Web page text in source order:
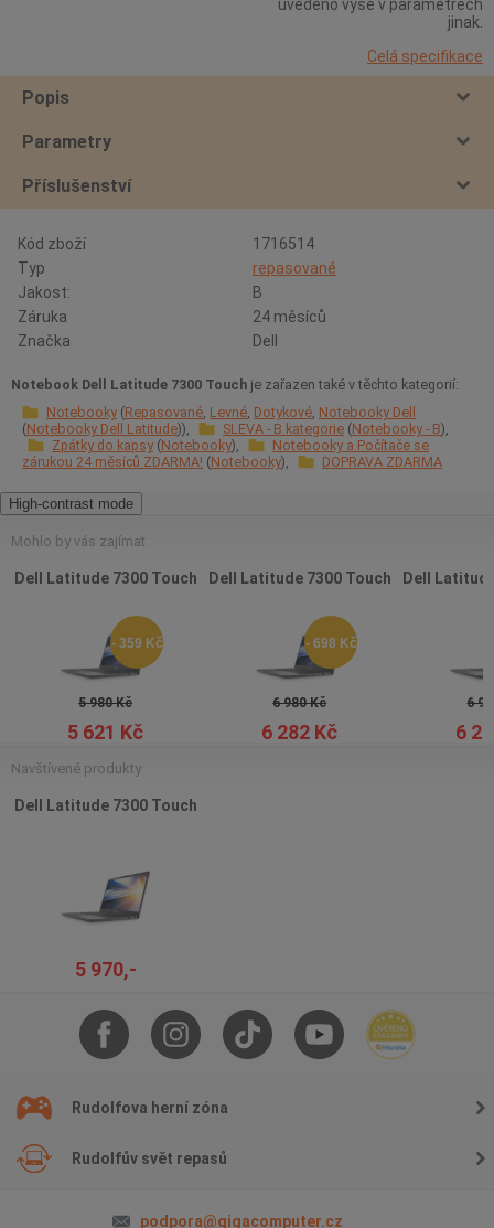
uvedeno výše v parametrech
jinak.
Celá specifikace
Popis
Parametry
Příslušenství
Kód zboží
1716514
Typ
repasované
Jakost:
B
Záruka
24 měsíců
Značka
Dell
Notebook Dell Latitude 7300 Touch je zařazen také v těchto kategorií:
Notebooky Repasované Levné Dotykové Notebooky Dell
Notebooky Dell Latitude
SLEVA - B kategorie Notebooky - B
Zpátky do kapsy Notebooky
Notebooky a Počítače se
zárukou 24 měsíců ZDARMA! Notebooky DOPRAVA ZDARMA
High-contrast mode
Mohlo by vás zajímat
Dell Latitude 7300 Touch
- 359 Kč
5 980 Kč
5 621 Kč
Dell Latitude 7300 Touch
- 698 Kč
6 980 Kč
6 282 Kč
Dell
6
6
Navštívené produkty
Dell Latitude 7300 Touch
5 970,-
Rudolfova herní zóna
Rudolfův svět repasů
podpora@gigacomputer.cz